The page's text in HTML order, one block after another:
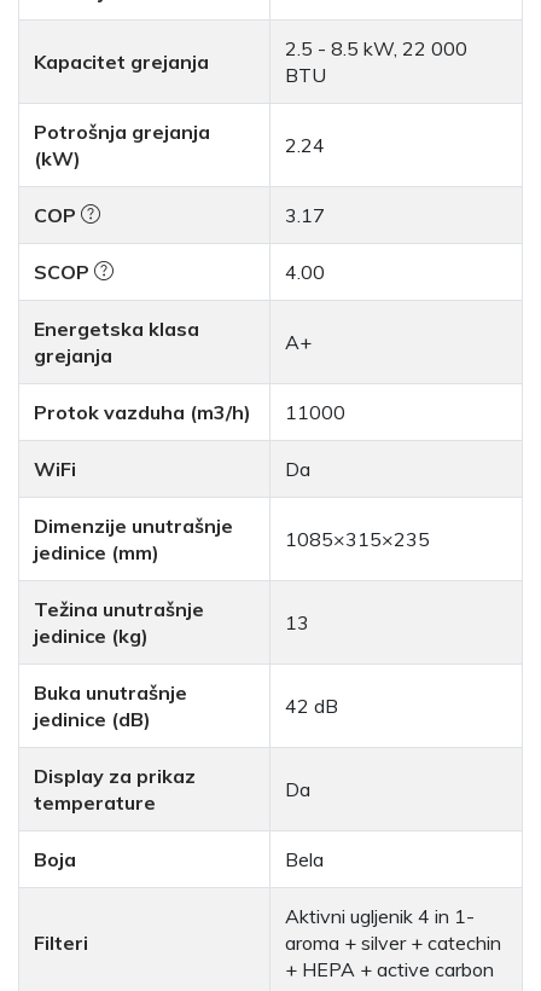
Kapacitet grejanja
2.5 - 8.5 kW, 22 000
BTU
Potrošnja grejanja
(kW)
2.24
COP 3.17
SCOP 4.00
Energetska klasa
grejanja
A+
Protok vazduha (m3/h) 11000
WiFi Da
Dimenzije unutrašnje
jedinice (mm)
1085×315×235
Težina unutrašnje
jedinice (kg)
13
Buka unutrašnje
jedinice (dB)
42 dB
Display za prikaz
temperature
Da
Boja Bela
Filteri
Aktivni ugljenik 4 in 1-
aroma + silver + catechin
+ HEPA + active carbon